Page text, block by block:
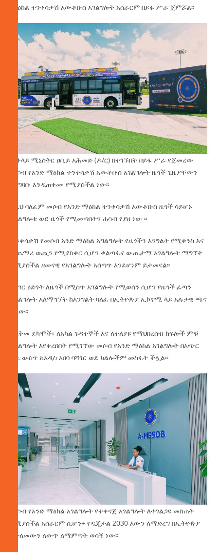
ማዕከል ተንቀሳቃሽ አውቶቡስ አገልግሎት አሰራርም በይፋ ሥራ ጀምሯል፡፡
ጠቅላይ ሚኒስትር ዐቢይ አሕመድ (ዶ/ር) በተገኙበት በይፋ ሥራ የጀመረው
መሶብ የአንድ ማዕከል ተንቀሳቃሽ አውቶቡስ አገልግሎት ዜጎች ጊዜያቸውን
በአግባቡ እንዲጠቀሙ የሚያስችል ነው፡፡
ከዚህ ባለፈም መሶብ የአንድ ማዕከል ተንቀሳቃሽ አውቶቡስ ዜጎች ሳይሆኑ
አገልግሎቱ ወደ ዜጎች የሚመጣበትን ሐሳብ የያዘ ነው ፡፡
ተንቀሳቃሽ የመሶብ አንድ ማዕከል አግልግሎት የዜጎችን እንግልት የሚቀንስ እና
ተጨማሪ ወጪን የሚያስቀር ሲሆን ቀልጣፋና ውጤታማ አገልግሎት ማግኘት
የሚያስችል ዘመናዊ የአገልግሎት አሰጣጥ እንደሆነም ይታመናል፡፡
የሀገር ዕድገት ለዜጎች በሚሰጥ አገልግሎት የሚወሰን ሲሆን የዜጎች ፈጣን
አገልግሎት አለማግኘት ከእንግልት ባለፈ በኢትዮጵያ ኢኮኖሚ ላይ አሉታዊ ጫና
አለው፡፡
ለአቅመ ደካሞች፣ ለአካል ጉዳተኞች እና ለተለያዩ የማህበረሰብ ክፍሎች ምቹ
አገልግሎት እየቀረበበት የሚገኘው መሶብ የአንድ ማዕከል አገልግሎት በአጭር
ጊዜ ውስጥ ከአዲስ አበባ ባሻገር ወደ ክልሎችም መስፋት ችሏል፡፡
መሶብ የአንድ ማዕከል አገልግሎት የተቀናጀ አገልግሎት ለተገልጋዩ መስጠት
የሚያስችል አሰራርም ሲሆን÷ የዲጂታል 2030 እውን ለማድረግ በኢትዮጵያ
የታለመውን ለውጥ ለማምጣት ወሳኝ ነው፡፡